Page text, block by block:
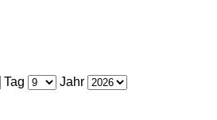
Tag Jahr